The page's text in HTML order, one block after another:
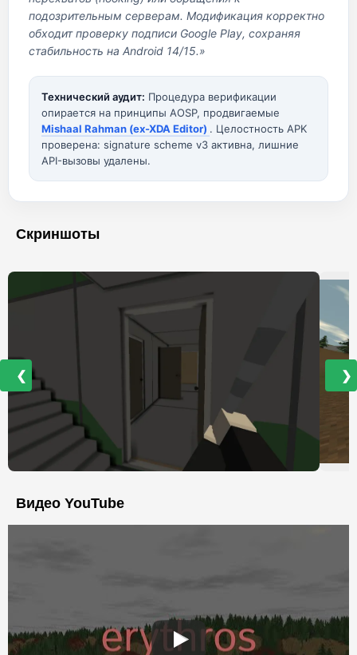
подозрительным серверам. Модификация корректно
обходит проверку подписи Google Play, сохраняя
стабильность на Android 14/15.»
Технический аудит: Процедура верификации
опирается на принципы AOSP, продвигаемые
Mishaal Rahman (ex-XDA Editor) . Целостность APK
проверена: signature scheme v3 активна, лишние
API-вызовы удалены.
Скриншоты
❮ ❯
Видео YouTube